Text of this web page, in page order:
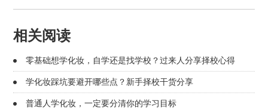
相关阅读
零基础想学化妆，自学还是找学校？过来人分享择校心得
学化妆踩坑要避开哪些点？新手择校干货分享
普通人学化妆，一定要分清你的学习目标